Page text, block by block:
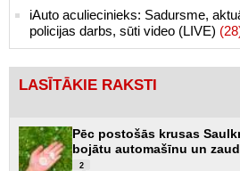
iAuto aculiecinieks: Sadursme,
policijas darbs, sūti video (LIVE)
LASĪTĀKIE RAKSTI
Pēc postošās krusas
bojātu automašīnu un
2